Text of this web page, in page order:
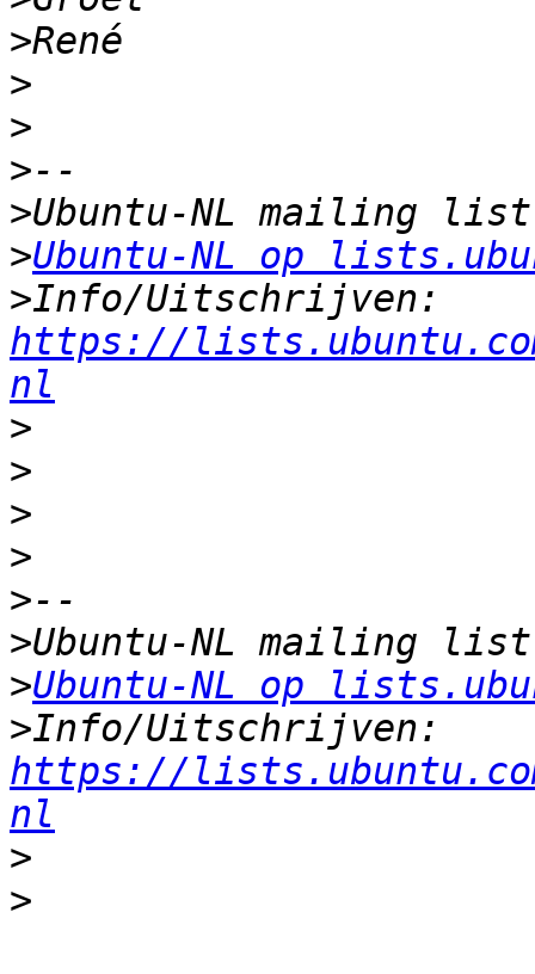
>
>
>
>
>
>Ubuntu-NL op
>
https://
nl
>
>
>
>
>
>
>Ubuntu-NL op
>
https://
nl
>
>